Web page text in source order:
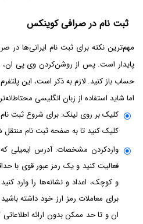
ثبت نام در صرافی کوینکس
مهم‌ترین نکته برای ثبت نام ایرانی‌ها در
پایدار است. پس از روشن‌کردن وی پی ان،
حساب باز کنید. لازم به ذکر است، این
اما شاید استفاده از زبان انگلیسی
کلیک بر روی لینک: برای شروع ثبت
کلیک کنید تا به صفحه ثبت نام منتقل
واردکردن مشخصات: آدرس ایمیلی
و کوچک، اعداد و نشانه‌ها را وارد
برای معاملات رمز ارز خود داشته
ان و تا حد ممکن بدون ارائه